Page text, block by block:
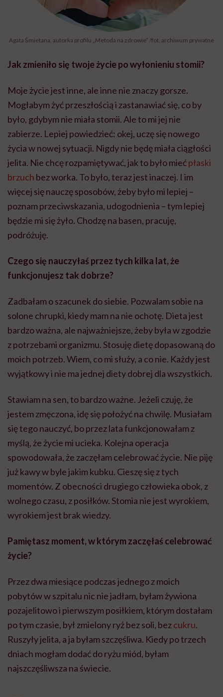
Agata Śmietana, autorka profilu „Metoda na zdrowie” /fot. archiwum prywatne
Jak zmieniło się twoje życie po wyłonieniu stomii?
Moje życie jest inne, ale inne nie znaczy gorsze.
Mogłabym żyć przeszłością i zastanawiać się, co by
było, gdybym nie miała stomii. Ale to mi jej nie
zabierze. Lepiej powiedzieć: okej, uczę się nowego
życia w nowej sytuacji. Nigdy nie będę miała ciągłości
jelita. Nie chcę rozpamiętywać, jak to było miećpłaski
brzuch bez worka. To było, teraz jest inaczej. I im
więcej się nauczę sposobów, żeby było mi lepiej –
poznam przeciwskazania, udogodnienia – tym lepiej
będzie mi się żyło. Chodzę na basen, pracuję,
podróżuję.
Czego się nauczyłaś przez tych kilka lat, że
funkcjonujesz tak dobrze?
Zadbałam o szacunek do siebie. Pozwalam sobie na
solone chrupki, kiedy mam na nie ochotę. Dieta jest
bardzo ważna, ale najważniejsze, żeby była w zgodzie
z potrzebami organizmu. Stosuję dietę dopasowaną do
moich potrzeb. Wiem, co mi służy, a co nie. Każdy jest
wyjątkowy i nie ma jednej diety dobrej dla wszystkich.
Stawiam na sen, to bardzo ważne. Jeżeli czuję, że
jestem zmęczona, idę się położyć na chwilę. Musiałam
się tego nauczyć, bo przez lata funkcjonowałam z
myślą, że życie mi ucieka. Kolejna operacja
spowodowała, że zaczęłam celebrować życie. Nie piję
już kawy w byle jakim kubku. Cieszę się z tych
momentów. Z obecności drugiego człowieka obok, z
wolnego czasu, z posiłków. Stomia nie jest wyrokiem,
wyrokiem jest brak wiedzy.
Pamiętasz moment, w którym zaczęłaś celebrować
życie?
Przez dwa miesiące podczas jednego z moich
pobytów w szpitalu nic nie jadłam, byłam żywiona
pozajelitowo i pierwszym posiłkiem, którym dostałam
po tym czasie, był zmielony ryż bez soli, bezcukru.
Ruszyły jelita, a ja byłam szczęśliwa. Kiedy po trzech
dniach mogłam dodać do ryżu miód, byłam
najszczęśliwsza na świecie.